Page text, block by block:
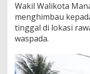
Wakil Walikota
menghimbau
tinggal di lokasi
waspada.